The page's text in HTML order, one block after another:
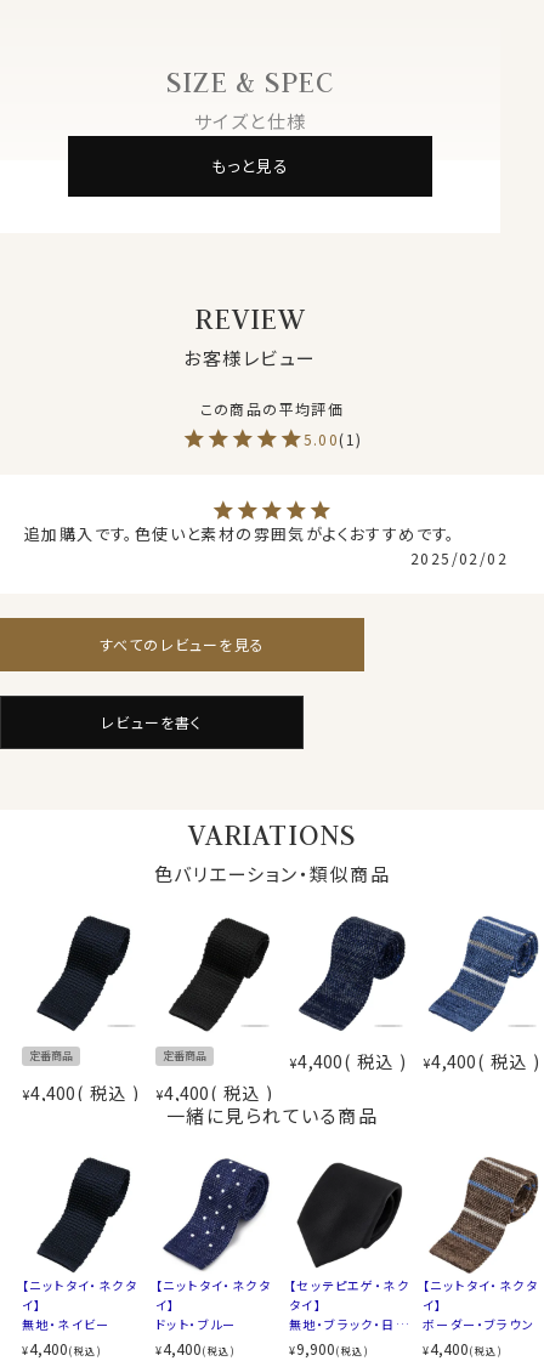
【定番商品】欠品の場合は再入荷の予定がございます。
SIZE & SPEC
サイズと仕様
もっと見る
REVIEW
お客様レビュー
5.00 1
2025/02/02
追加購入です。色使いと素材の雰囲気がよくおすすめです。
すべてのレビューを見る
レビューを書く
VARIATIONS
色バリエーション・類似商品
定番商品
¥4,400 税込
定番商品
¥4,400 税込
¥4,400 税込 ¥4,400 税込
一緒に見られている商品
【ニットタイ・ネクタ
イ】
無地・ネイビー
¥4,400(税込)
【ニットタイ・ネクタ
イ】
ドット・ブルー
¥4,400(税込)
【セッテピエゲ・ネク
タイ】
無地・ブラック・日本
製
¥9,900(税込)
【ニットタイ・ネクタ
イ】
ボーダー・ブラウン
¥4,400(税込)